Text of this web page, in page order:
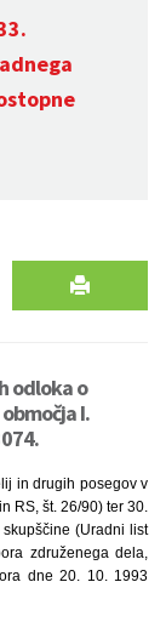
odloka o
I.
in drugih posegov v
RS, št. 26/90) ter 30.
(Uradni list
združenega dela,
dne 20. 10. 1993